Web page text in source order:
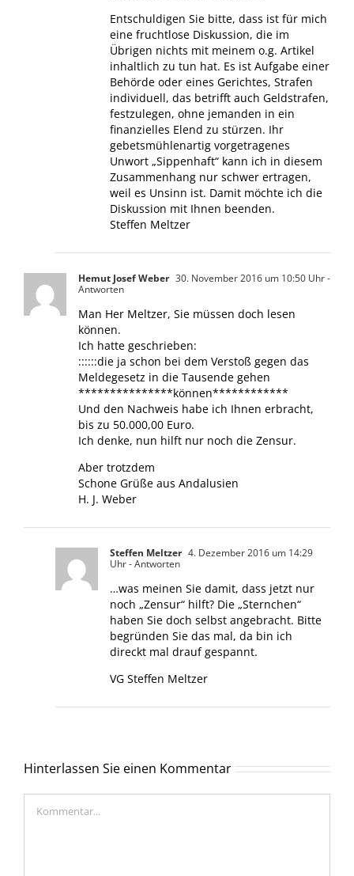
Entschuldigen Sie bitte, dass ist für mich
eine fruchtlose Diskussion, die im
Übrigen nichts mit meinem o.g. Artikel
inhaltlich zu tun hat. Es ist Aufgabe einer
Behörde oder eines Gerichtes, Strafen
individuell, das betrifft auch Geldstrafen,
festzulegen, ohne jemanden in ein
finanzielles Elend zu stürzen. Ihr
gebetsmühlenartig vorgetragenes
Unwort „Sippenhaft“ kann ich in diesem
Zusammenhang nur schwer ertragen,
weil es Unsinn ist. Damit möchte ich die
Diskussion mit Ihnen beenden.
Steffen Meltzer
Hemut Josef Weber 30. November 2016 um 10:50 Uhr-
Antworten
Man Her Meltzer, Sie müssen doch lesen
können.
Ich hatte geschrieben:
::::::die ja schon bei dem Verstoß gegen das
Meldegesetz in die Tausende gehen
***************können************
Und den Nachweis habe ich Ihnen erbracht,
bis zu 50.000,00 Euro.
Ich denke, nun hilft nur noch die Zensur.
Aber trotzdem
Schone Grüße aus Andalusien
H. J. Weber
Steffen Meltzer 4. Dezember 2016 um 14:29
Uhr- Antworten
…was meinen Sie damit, dass jetzt nur
noch „Zensur“ hilft? Die „Sternchen“
haben Sie doch selbst angebracht. Bitte
begründen Sie das mal, da bin ich
direckt mal drauf gespannt.
VG Steffen Meltzer
Hinterlassen Sie einen Kommentar